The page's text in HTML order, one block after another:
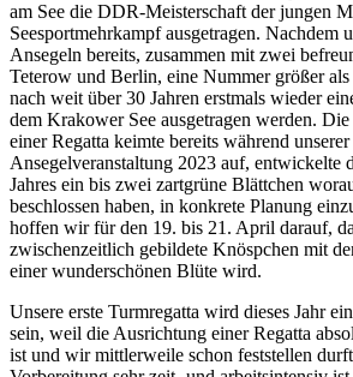
am See die DDR-Meisterschaft der jungen
Seesportmehrkampf ausgetragen. Nachdem
Ansegeln bereits, zusammen mit zwei
Teterow und Berlin, eine Nummer größer
nach weit über 30 Jahren erstmals wieder
dem Krakower See ausgetragen werden.
einer Regatta keimte bereits während
Ansegelveranstaltung 2023 auf, entwickelte
Jahres ein bis zwei zartgrüne Blättchen
beschlossen haben, in konkrete Planung
hoffen wir für den 19. bis 21. April darauf,
zwischenzeitlich gebildete Knöspchen mit
einer wunderschönen Blüte wird.
Unsere erste Turmregatta wird dieses Jahr
sein, weil die Ausrichtung einer Regatta
ist und wir mittlerweile schon feststellen